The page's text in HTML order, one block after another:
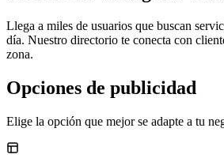
Llega a miles de usuarios que buscan
día. Nuestro directorio te conecta con
zona.
Opciones de publicidad
Elige la opción que mejor se adapte a tu